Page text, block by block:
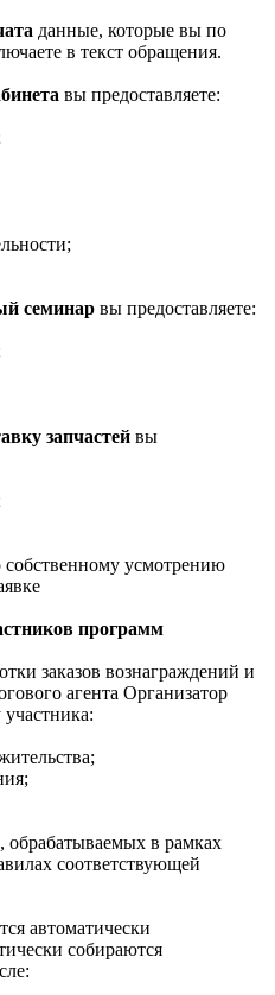
данные, которые вы по
в текст обращения.
вы предоставляете:
семинар вы предоставляете:
запчастей вы
усмотрению
программ
заказов вознаграждений и
агента Организатор
в рамках
соответствующей
автоматически
собираются